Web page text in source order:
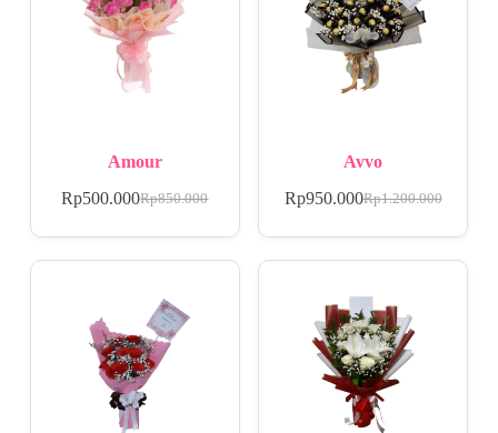
Amour
Rp850.000
Rp500.000
Avvo
Rp1.200.000
Rp950.000